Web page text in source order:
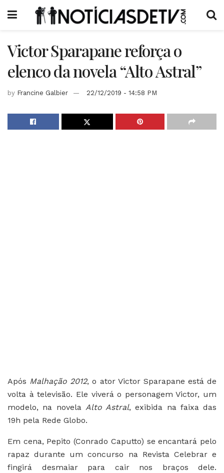
Victor Sparapane reforça o
elenco da novela “Alto Astral”
by Francine Galbier 22/12/2019 - 14:58 PM
Após Malhação 2012, o ator Victor Sparapane está de
volta à televisão. Ele viverá o personagem Victor, um
modelo, na novela Alto Astral, exibida na faixa das
19h pela Rede Globo.
Em cena, Pepito (Conrado Caputto) se encantará pelo
rapaz durante um concurso na Revista Celebrar e
fingirá desmaiar para cair nos braços dele.